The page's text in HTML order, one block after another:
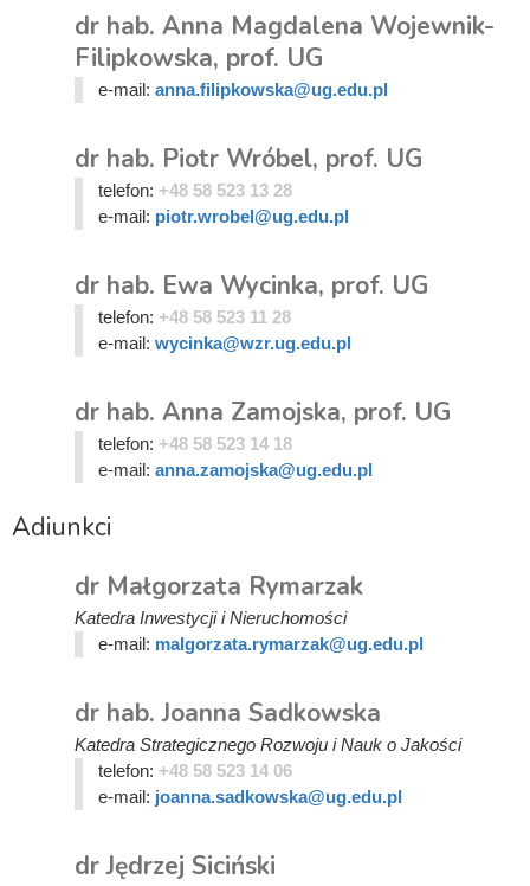
dr hab. Anna Magdalena Wojewnik-
Filipkowska, prof. UG
e-mail: anna.filipkowska@ug.edu.pl
dr hab. Piotr Wróbel, prof. UG
telefon: +48 58 523 13 28
e-mail: piotr.wrobel@ug.edu.pl
dr hab. Ewa Wycinka, prof. UG
telefon: +48 58 523 11 28
e-mail: wycinka@wzr.ug.edu.pl
dr hab. Anna Zamojska, prof. UG
telefon: +48 58 523 14 18
e-mail: anna.zamojska@ug.edu.pl
Adiunkci
dr Małgorzata Rymarzak
Katedra Inwestycji i Nieruchomości
e-mail: malgorzata.rymarzak@ug.edu.pl
dr hab. Joanna Sadkowska
Katedra Strategicznego Rozwoju i Nauk o Jakości
telefon: +48 58 523 14 06
e-mail: joanna.sadkowska@ug.edu.pl
dr Jędrzej Siciński